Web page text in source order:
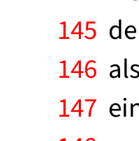
145
146
147